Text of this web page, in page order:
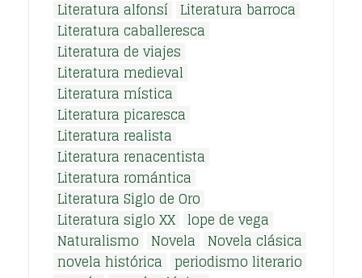
Literatura alfonsí Literatura barroca
Literatura caballeresca
Literatura de viajes
Literatura medieval
Literatura mística
Literatura picaresca
Literatura realista
Literatura renacentista
Literatura romántica
Literatura Siglo de Oro
Literatura siglo XX lope de vega
Naturalismo
Novela
Novela clásica
novela histórica periodismo literario